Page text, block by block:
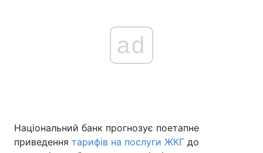
Україна Політика
ad
Національний банк прогнозує поетапне
приведення тарифів на послуги ЖКГ до